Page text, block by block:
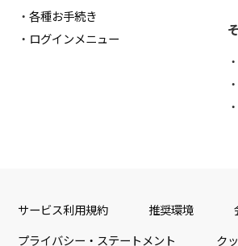
各種お手続き
ログインメニュー
サービス利用規約 推奨環境
プライバシー・ステートメント ク